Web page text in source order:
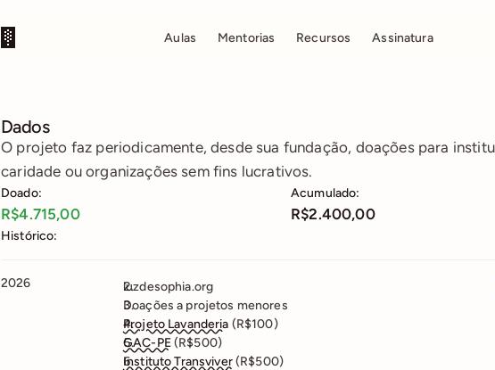
Aulas Mentorias Recursos Assinatura
Dados
O projeto faz periodicamente, desde sua fundação, doações para
caridade ou organizações sem fins lucrativos.
Doado:
R$4.715,00
Acumulado:
R$2.400,00
Histórico:
2026
luzdesophia.org
Doações a projetos menores
Projeto Lavanderia (R$100)
GAC-PE (R$500)
Instituto Transviver (R$500)